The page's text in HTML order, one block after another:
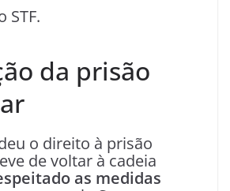
STF.
da prisão
o direito à prisão
de voltar à cadeia
as medidas